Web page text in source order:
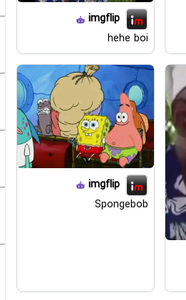
imgflip
hehe boi
imgflip
Spongebob